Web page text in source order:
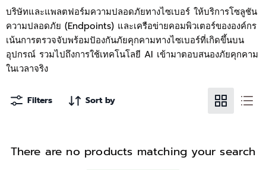
บริษัทและแพลตฟอร์มความปลอดภัยทางไซเบอร์ ให้บริการโซลูชัน
ความปลอดภัย (Endpoints) และเครือข่ายคอมพิวเตอร์ขององค์กร
เน้นการตรวจจับพร้อมปัองกันภัยคุกคามทางไซเบอร์ที่เกิดขึ้นบน
อุปกรณ์ รวมไปถึงการใช้เทคโนโลยี AI เข้ามาตอบสนองภัยคุกคาม
ในเวลาจริง
Filters Sort by
There are no products matching your search